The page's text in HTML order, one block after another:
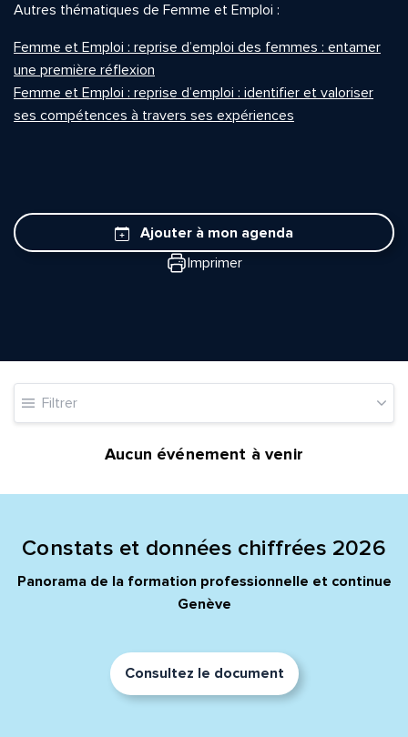
Autres thématiques de Femme et Emploi :
Femme et Emploi : reprise d’emploi des femmes : entamer
une première réflexion
Femme et Emploi : reprise d’emploi : identifier et valoriser
ses compétences à travers ses expériences
Ajouter à mon agenda
Imprimer
Filtrer
Aucun événement à venir
Constats et données chiffrées 2026
Panorama de la formation professionnelle et continue
Genève
Consultez le document
Prénom et nom*
Adresse e-mail*
Quelle est la pertinence de cette page?